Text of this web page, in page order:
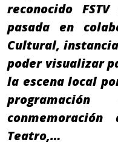
reconocido
pasada en
Cultural,
poder visualizar
la escena local
Teatro,…